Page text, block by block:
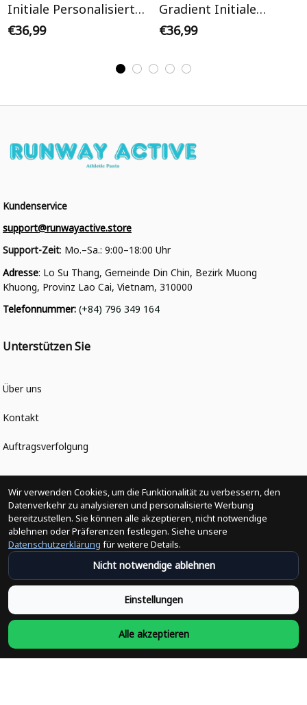
Initiale Personalisiertes
Varsity College Jacke
€36,99
Gradient Initiale
Personalisiertes Varsity
€36,99
Kundenservice
support@runwayactive.store
Support-Zeit: Mo.–Sa.: 9:00–18:00 Uhr
Adresse: Lo Su Thang, Gemeinde Din Chin, Bezirk Muong
Khuong, Provinz Lao Cai, Vietnam, 310000
Telefonnummer: (+84) 796 349 164
Unterstützen Sie
Über uns
Kontakt
Auftragsverfolgung
Politiken
Änderungen der Bestellung
Versandpolitik
Rückerstattungsrichtlinie
Rückgabepolitik
Wir verwenden Cookies, um die Funktionalität zu verbessern, den
Datenverkehr zu analysieren und personalisierte Werbung
bereitzustellen. Sie können alle akzeptieren, nicht notwendige
ablehnen oder Präferenzen festlegen. Siehe unsere
Datenschutzerklärung für weitere Details.
Nicht notwendige ablehnen
Einstellungen
Alle akzeptieren